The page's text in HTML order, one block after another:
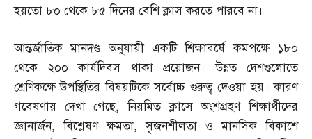
হয়তো ৮০ থেকে ৮৫ দিনের বেশি ক্লাস করতে পারবে না।
আন্তর্জাতিক মানদণ্ড অনুযায়ী একটি শিক্ষাবর্ষে কমপক্ষে ১৮০
থেকে ২০০ কার্যদিবস থাকা প্রয়োজন। উন্নত দেশগুলোতে
শ্রেণিকক্ষে উপস্থিতির বিষয়টিকে সর্বোচ্চ গুরুত্ব দেওয়া হয়। কারণ
গবেষণায় দেখা গেছে,নিয়মিত ক্লাসে অংশগ্রহণ শিক্ষার্থীদের
জ্ঞানার্জন,বিশ্লেষণ ক্ষমতা,সৃজনশীলতা ও মানসিক বিকাশে